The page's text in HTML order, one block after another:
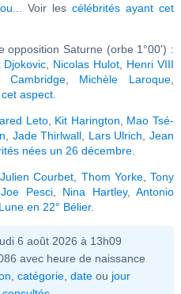
... Voir les célébrités ayant cet
opposition Saturne (orbe 1°00') :
Djokovic Nicolas Hulot
Henri VIII
, Michèle Laroque
aspect
Leto, Kit Harington
Mao Tsé-
Jade Thirlwall Lars Ulrich ,Jean
nées un 26 décembre
Julien Courbet Thom Yorke,Tony
Joe Pesci, Nina Hartley, Antonio
en 22° Bélier.
6 août 2026 à 13h09
avec heure de naissance
catégorie date ou jour